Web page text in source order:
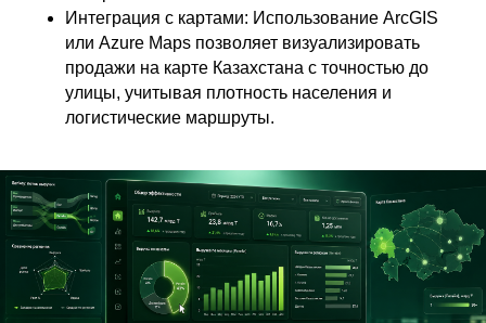
Интеграция с картами: Использование ArcGIS
или Azure Maps позволяет визуализировать
продажи на карте Казахстана с точностью до
улицы, учитывая плотность населения и
логистические маршруты.